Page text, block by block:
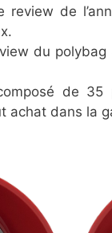
de
du
de
achat dans la